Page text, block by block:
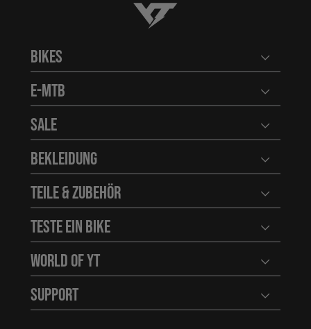
YT-Industries
Bikes
E-MTB
Sale
Bekleidung
Teile & Zubehör
Teste ein Bike
World of YT
Support